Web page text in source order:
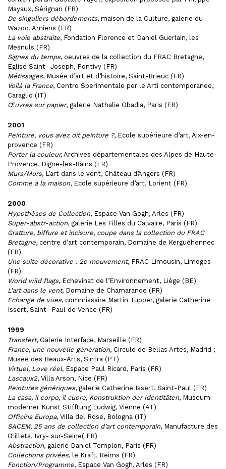
Mayaux, Sérignan (FR)
De singuliers débordements, maison de la Culture, galerie du
Wazoo, Amiens (FR)
La voie abstraite, Fondation Florence et Daniel Guerlain, les
Mesnuls (FR)
Signes du temps, oeuvres de la collection du FRAC Bretagne,
Eglise Saint- Joseph, Pontivy (FR)
Métissages, Musée d’art et d’histoire, Saint-Brieuc (FR)
Voilà la France, Centro Sperimentale per le Arti contemporanee,
Caraglio (IT)
Œuvres sur papier, galerie Nathalie Obadia, Paris (FR)
2001
Peinture, vous avez dit peinture ?, Ecole supérieure d’art, Aix-en-
provence (FR)
Porter la couleur, Archives départementales des Alpes de Haute-
Provence, Digne-les-Bains (FR)
Murs/Murs, L’art dans le vent, Château d’Angers (FR)
Comme à la maison, Ecole supérieure d’art, Lorient (FR)
2000
Hypothèses de Collection, Espace Van Gogh, Arles (FR)
Super-abstr-action, galerie Les Filles du Calvaire, Paris (FR)
Gratture, biffure et incisure, coupe dans la collection du FRAC
Bretagne, centre d’art contemporain, Domaine de Kerguéhennec
(FR)
Une suite décorative : 2e mouvement, FRAC Limousin, Limoges
(FR)
World wild flags, Echevinat de l’Environnement, Liège (BE)
L’art dans le vent, Domaine de Chamarande (FR)
Echange de vues, commissaire Martin Tupper, galerie Catherine
Issert, Saint- Paul de Vence (FR)
1999
Transfert, Galerie Interface, Marseille (FR)
France, une nouvelle génération, Circulo de Bellas Artes, Madrid ;
Musée des Beaux-Arts, Sintra (PT)
Virtuel, Love réel, Espace Paul Ricard, Paris (FR)
Lascaux2, Villa Arson, Nice (FR)
Peintures génériques, galerie Catherine Issert, Saint-Paul (FR)
La casa, il corpo, il cuore, Konstruktion der Identitäten, Museum
moderner Kunst Stifftung Ludwig, Vienne (AT)
Officina Europa, Villa del Rose, Bologna (IT)
SACEM, 25 ans de collection d’art contemporain, Manufacture des
Œillets, Ivry- sur-Seine( FR)
Abstraction, galerie Daniel Templon, Paris (FR)
Collections privées, le Kraft, Reims (FR)
Fonction/Programme, Espace Van Gogh, Arles (FR)